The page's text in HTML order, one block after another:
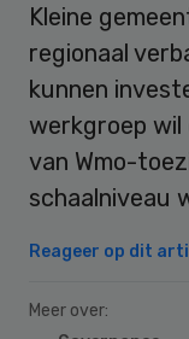
Kleine
regionaal
kunnen
werkgroep
van Wmo-
schaalniveau
Reageer op dit
Meer over: